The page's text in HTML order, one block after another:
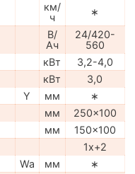
км/
ч
∗
В/
Ач
24/420-
560
кВт
3,2-4,0
кВт
3,0
Y мм
∗
мм
250x100
мм
150x100
1x+2
Wa мм
∗